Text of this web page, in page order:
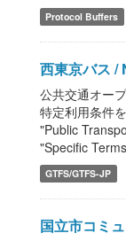
Protocol Buffers
西東京バス
公共交通オー
特定利用条件
"Public
"Specific
GTFS/GTFS-JP
国立市コミ